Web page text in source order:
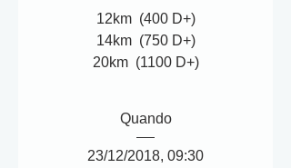
12km  (400 D+)
14km  (750 D+)
20km  (1100 D+)
Quando
23/12/2018, 09:30